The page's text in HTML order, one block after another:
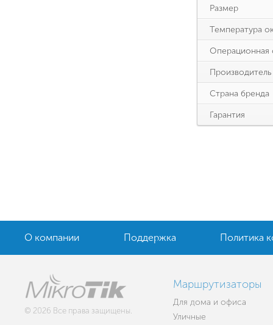
Размер
Температура
Операционная
Производитель
Страна бренда
Гарантия
О компании Поддержка Политика
© 2026 Все права защищены.
Маршрутизаторы
Для дома и офиса
Уличные